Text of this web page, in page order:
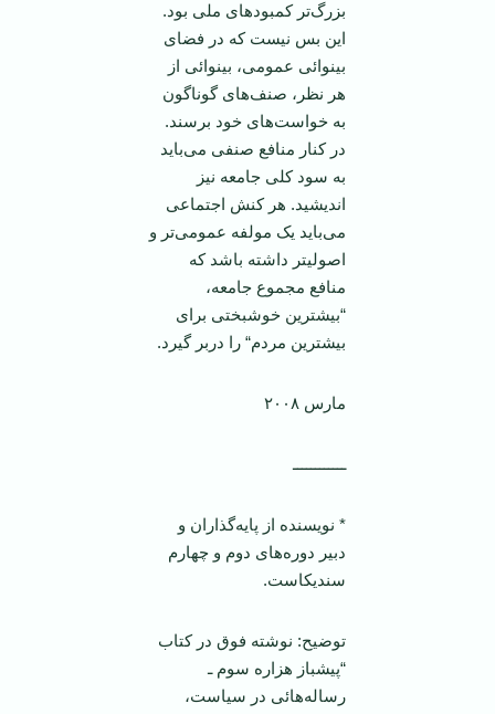
بزرگ‌تر کمبود‌های ملی بود.
‌این بس نیست که در فضای
بینوائی عمومی، بینوائی از
هر نظر، صنف‌های گوناگون
به خواست‌های خود برسند.
در کنار منافع صنفی می‌باید
به سود کلی جامعه نیز
اندیشید. هر کنش اجتماعی
می‌باید یک مولفه عمومی‌تر و
اصولیتر داشته باشد که
منافع مجموع جامعه،
“بیشترین خوشبختی برای
بیشترین مردم“ را دربر گیرد.
مارس ۲۰۰۸
ــــــــــــ
* نویسنده از پایه‌گذاران و
دبیر دوره‌های دوم و چهارم
سندیکاست.
توضیح: نوشته فوق در کتاب
“پیشباز هزاره سوم ـ
رساله‌هائی در سیاست،